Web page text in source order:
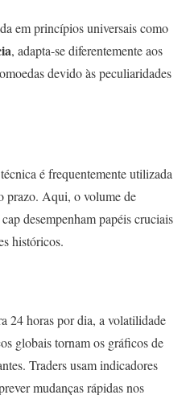
em princípios universais como
, adapta-se diferentemente aos
devido às peculiaridades
é frequentemente utilizada
prazo. Aqui, o volume de
desempenham papéis cruciais
históricos.
24 horas por dia, a volatilidade
globais tornam os gráficos de
Traders usam indicadores
mudanças rápidas nos